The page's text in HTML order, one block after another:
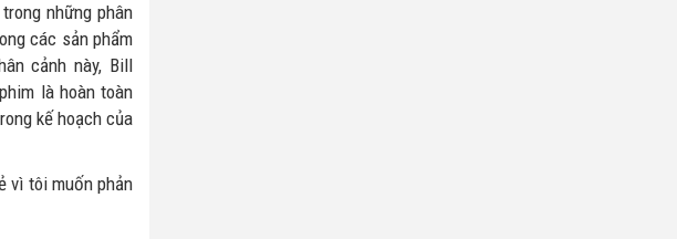
những phân
các sản phẩm
cảnh này, Bill
là hoàn toàn
kế hoạch của
vì tôi muốn phản